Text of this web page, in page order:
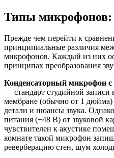
Типы микрофонов:
Прежде чем перейти к
принципиальные различия
микрофонов. Каждый из них
принципах преобразования
Конденсаторный микрофон
— стандарт студийной записи
мембране (обычно от 1 дюйма)
детали и нюансы звука.
питания (+48 В) от звуковой
чувствителен к акустике
комнате такой микрофон
реверберацию стен, шум